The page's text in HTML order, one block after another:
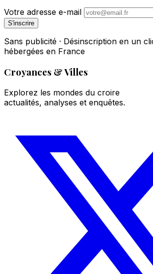
Votre adresse e-mail
S'inscrire
Sans publicité · Désinscription en un
hébergées en France
Croyances & Villes
Explorez les mondes du croire
actualités, analyses et enquêtes.